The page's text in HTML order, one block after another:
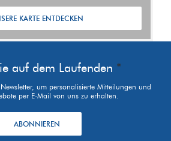
KARTE ENTDECKEN
auf dem Laufenden *
um personalisierte Mitteilungen und
per E-Mail von uns zu erhalten.
ABONNIEREN